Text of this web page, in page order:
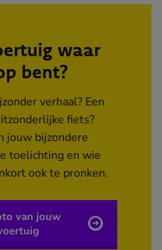
waar
bent?
verhaal? Een
fiets?
jouw bijzondere
toelichting en wie
ook te pronken.
van jouw